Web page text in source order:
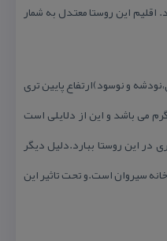
اقلیم این روستا معتدل به شمار
و نوسود)ارتفاع پایین تری
می باشد و این از دلایلی است
این روستا ببارد.دلیل دیگر
سیروان است.و تحت تاثیر این